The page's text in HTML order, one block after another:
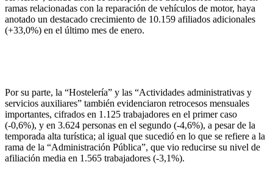
ramas relacionadas con la reparación de vehículos de motor, haya
anotado un destacado crecimiento de 10.159 afiliados adicionales
(+33,0%) en el último mes de enero.
Por su parte, la “Hostelería” y las “Actividades administrativas y
servicios auxiliares” también evidenciaron retrocesos mensuales
importantes, cifrados en 1.125 trabajadores en el primer caso
(-0,6%), y en 3.624 personas en el segundo (-4,6%), a pesar de la
temporada alta turística; al igual que sucedió en lo que se refiere a la
rama de la “Administración Pública”, que vio reducirse su nivel de
afiliación media en 1.565 trabajadores (-3,1%).